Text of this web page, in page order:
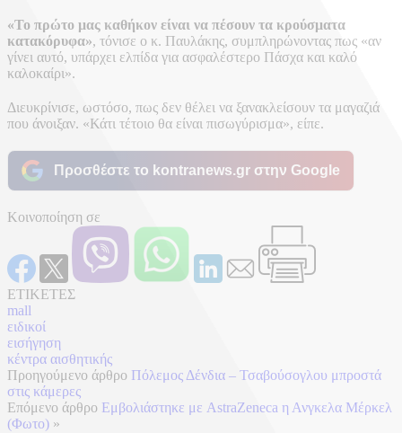
«Το πρώτο μας καθήκον είναι να πέσουν τα κρούσματα
κατακόρυφα», τόνισε ο κ. Παυλάκης, συμπληρώνοντας πως «αν
γίνει αυτό, υπάρχει ελπίδα για ασφαλέστερο Πάσχα και καλό
καλοκαίρι».
Διευκρίνισε, ωστόσο, πως δεν θέλει να ξανακλείσουν τα μαγαζιά
που άνοιξαν. «Κάτι τέτοιο θα είναι πισωγύρισμα», είπε.
Προσθέστε το kontranews.gr στην Google
Κοινοποίηση σε
ΕΤΙΚΕΤΕΣ
mall
ειδικοί
εισήγηση
κέντρα αισθητικής
Προηγούμενο άρθρο Πόλεμος Δένδια – Τσαβούσογλου μπροστά
στις κάμερες
Επόμενο άρθρο Εμβολιάστηκε με AstraZeneca η Ανγκελα Μέρκελ
(Φωτο) »